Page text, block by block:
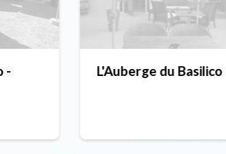
-
L'Auberge du Basilico